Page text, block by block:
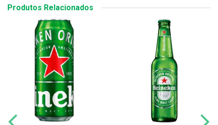
Produtos Relacionados